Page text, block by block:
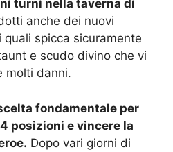
turni nella taverna di
anche dei nuovi
spicca sicuramente
e scudo divino che vi
molti danni.
fondamentale per
posizioni e vincere la
Dopo vari giorni di